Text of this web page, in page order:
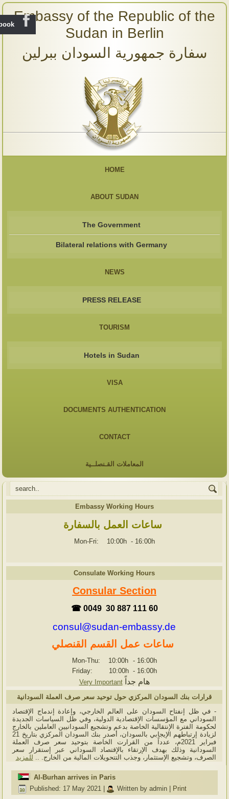
Embassy of the Republic of the
Sudan in Berlin
سفارة جمهورية السودان ببرلين
HOME
ABOUT SUDAN
The Government
Bilateral relations with Germany
NEWS
PRESS RELEASE
TOURISM
Hotels in Sudan
VISA
DOCUMENTS AUTHENTICATION
CONTACT
المعاملات القـنصلــية
Embassy Working Hours
ساعات العمل بالسفارة
Mon-Fri: 10:00h - 16:00h
Consulate Working Hours
Consular Section
☎ 0049 30 887 111 60
consul@sudan-embassy.de
ساعات عمل القسم القنصلي
Mon-Thu: 10:00h - 16:00h
Friday: 10:00h - 16:00h
Very Important
هام جداً
قرارات بنك السودان المركزي حول توحيد سعر صرف العملة السودانية
- في ظل إنفتاح السودان على العالم الخارجي، وإعادة إندماج الإقتصاد
السوداني مع المؤسسات الإقتصادية الدولية، وفي ظل السياسات الجديدة
لحكومة الفترة الإنتقالية الخاصة بدعم وتشجيع السودانيين العاملين بالخارج
لزيادة إرتباطهم الإيجابي بالسودان، أصدر بنك السودان المركزي بتاريخ 21
فبراير 2021م، عدداً من القرارت الخاصة بتوحيد سعر صرف العملة
السودانية وذلك بهدف الإرتقاء بالإقتصاد السوداني عبر إستقرار سعر
الصرف، وتشجيع الإستثمار، وجذب التتحويلات المالية من الخارج. .. للمزيد
Al-Burhan arrives in Paris
Published: 17 May 2021
Written by admin Print